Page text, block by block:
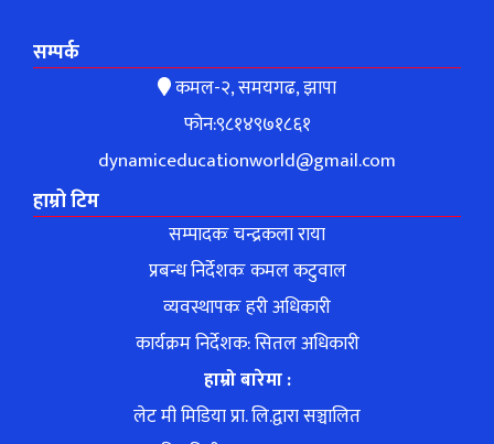
सम्पर्क
कमल-२, समयगढ, झापा
फोन:९८१४९७१८६१
dynamiceducationworld@gmail.com
हाम्रो टिम
सम्पादकः चन्द्रकला राया
प्रबन्ध निर्देशकः कमल कटुवाल
व्यवस्थापकः हरी अधिकारी
कार्यक्रम निर्देशक: सितल अधिकारी
हाम्रो बारेमा :
लेट मी मिडिया प्रा. लि.द्वारा सञ्चालित